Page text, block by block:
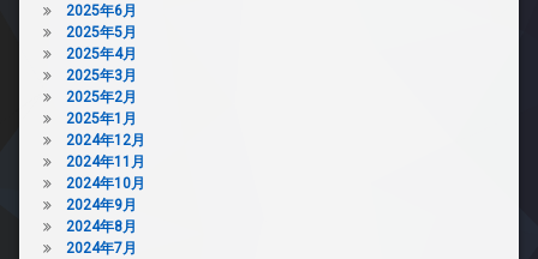
2025年6月
2025年5月
2025年4月
2025年3月
2025年2月
2025年1月
2024年12月
2024年11月
2024年10月
2024年9月
2024年8月
2024年7月